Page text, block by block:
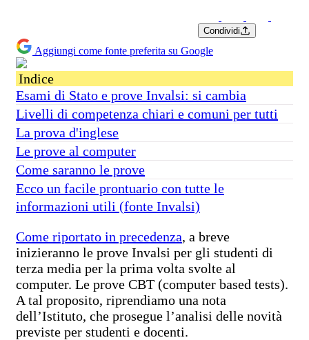
Condividi
Aggiungi come fonte preferita su Google
Indice
Esami di Stato e prove Invalsi: si cambia
Livelli di competenza chiari e comuni per tutti
La prova d'inglese
Le prove al computer
Come saranno le prove
Ecco un facile prontuario con tutte le
informazioni utili (fonte Invalsi)
Come riportato in precedenza, a breve
inizieranno le prove Invalsi per gli studenti di
terza media per la prima volta svolte al
computer. Le prove CBT (computer based tests).
A tal proposito, riprendiamo una nota
dell’Istituto, che prosegue l’analisi delle novità
previste per studenti e docenti.